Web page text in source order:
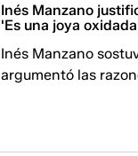
Inés Manzano
'Es una joya
Inés Manzano
argumentó las